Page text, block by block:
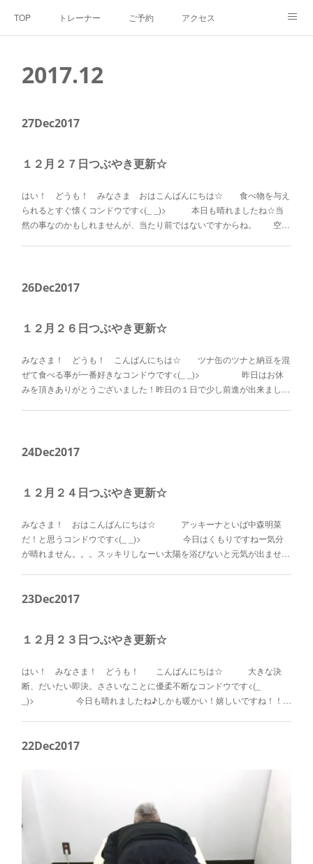
TOP トレーナー ご予約 アクセス
お客様の声 リンク集
2017.12
27Dec2017
１２月２７日つぶやき更新☆
はい！ どうも！ みなさま おはこんばんにちは☆ 食べ物を与え
られるとすぐ懐くコンドウです<(_ _)> 本日も晴れましたね☆当
然の事なのかもしれませんが、当たり前ではないですからね。 空…
26Dec2017
１２月２６日つぶやき更新☆
みなさま！ どうも！ こんばんにちは☆ ツナ缶のツナと納豆を混
ぜて食べる事が一番好きなコンドウです<(_ _)> 昨日はお休
みを頂きありがとうございました！昨日の１日で少し前進が出来まし…
24Dec2017
１２月２４日つぶやき更新☆
みなさま！ おはこんばんにちは☆ アッキーナといば中森明菜
だ！と思うコンドウです<(_ _)> 今日はくもりですねー気分
が晴れません。。。スッキリしなーい太陽を浴びないと元気が出ませ…
23Dec2017
１２月２３日つぶやき更新☆
はい！ みなさま！ どうも！ こんばんにちは☆ 大きな決
断、だいたい即決。ささいなことに優柔不断なコンドウです<(_
_)> 今日も晴れましたね♪しかも暖かい！嬉しいですね！！…
22Dec2017